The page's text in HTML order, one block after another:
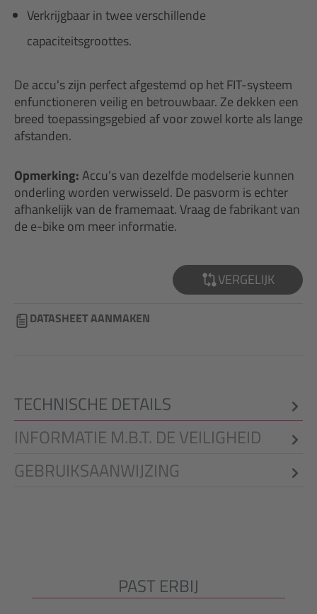
Verkrijgbaar in twee verschillende
capaciteitsgroottes.
De accu's zijn perfect afgestemd op het FIT-systeem
enfunctioneren veilig en betrouwbaar. Ze dekken een
breed toepassingsgebied af voor zowel korte als lange
afstanden.
Opmerking:Accu’s van dezelfde modelserie kunnen
onderling worden verwisseld. De pasvorm is echter
afhankelijk van de framemaat. Vraag de fabrikant van
de e-bike om meer informatie.
VERGELIJK
DATASHEET AANMAKEN
TECHNISCHE DETAILS
INFORMATIE M.B.T. DE VEILIGHEID
GEBRUIKSAANWIJZING
Productgalerij overslaanPAST ERBIJ